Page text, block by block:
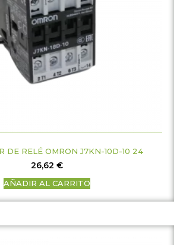
DE RELÉ OMRON J7KN-10D-10 24
26,62 €
AÑADIR AL CARRITO